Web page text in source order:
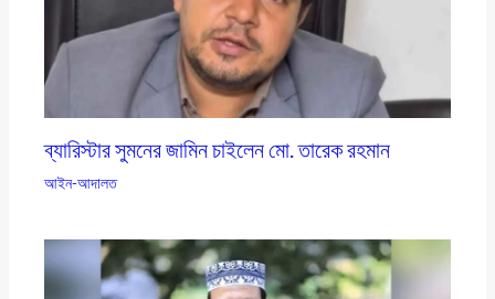
ব্যারিস্টার সুমনের জামিন চাইলেন মো. তারেক রহমান
আইন-আদালত